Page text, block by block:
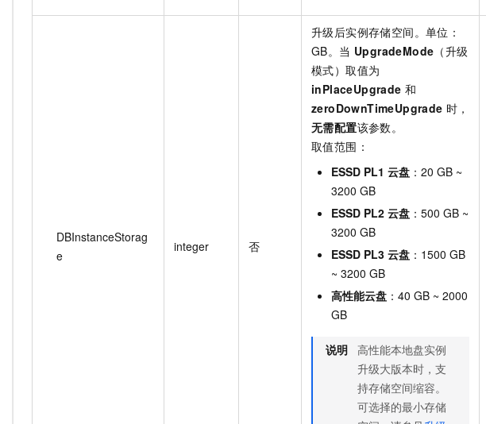
DBInstanceStorag
e
integer 否
升级后实例存储空间。单位：
GB。当 UpgradeMode （升级
模式）取值为
inPlaceUpgrade 和
zeroDownTimeUpgrade 时，
无需配置该参数。
取值范围：
ESSD PL1 云盘 ：20 GB ~
3200 GB
ESSD PL2 云盘 ：500 GB ~
3200 GB
ESSD PL3 云盘 ：1500 GB
~ 3200 GB
高性能云盘 ：40 GB ~ 2000
GB
说明 高性能本地盘实例
升级大版本时，支
持存储空间缩容。
可选择的最小存储